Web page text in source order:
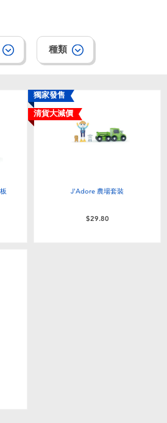
種類
獨家發售
清貨大減價
J'Adore 農場套裝
$29.80